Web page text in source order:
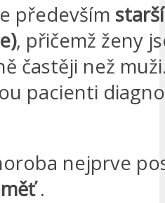
především
, přičemž ženy
častěji než
pacienti
nejprve
.